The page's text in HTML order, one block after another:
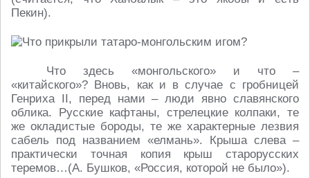
Пекин).
Что здесь «монгольского» и что –
«китайского»? Вновь, как и в случае с гробницей
Генриха II, перед нами – люди явно славянского
облика. Русские кафтаны, стрелецкие колпаки, те
же окладистые бороды, те же характерные лезвия
сабель под названием «елмань». Крыша слева –
практически точная копия крыш старорусских
теремов…(А. Бушков, «Россия, которой не было»).